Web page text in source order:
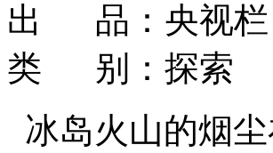
出 品：央视栏
类 别：探索
冰岛火山的烟